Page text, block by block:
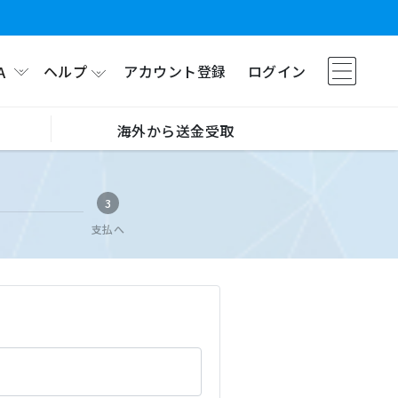
ヘルプ アカウント登録 ログイン
海外から送金受取
3
支払へ